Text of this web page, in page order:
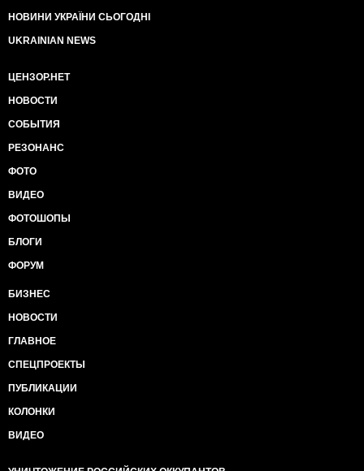
НОВИНИ УКРАЇНИ СЬОГОДНІ
UKRAINIAN NEWS
ЦЕНЗОР.НЕТ
НОВОСТИ
СОБЫТИЯ
РЕЗОНАНС
ФОТО
ВИДЕО
ФОТОШОПЫ
БЛОГИ
ФОРУМ
БИЗНЕС
НОВОСТИ
ГЛАВНОЕ
СПЕЦПРОЕКТЫ
ПУБЛИКАЦИИ
КОЛОНКИ
ВИДЕО